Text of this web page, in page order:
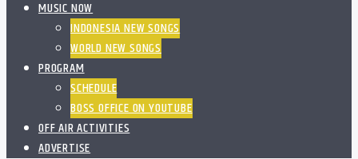
MUSIC NOW
INDONESIA NEW SONGS
WORLD NEW SONGS
PROGRAM
SCHEDULE
BOSS OFFICE ON YOUTUBE
OFF AIR ACTIVITIES
ADVERTISE